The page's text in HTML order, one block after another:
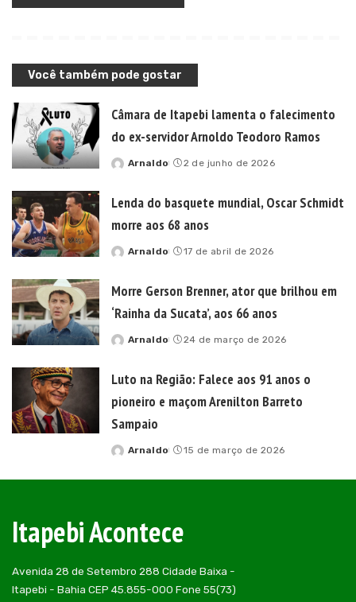
Você também pode gostar
Câmara de Itapebi lamenta o falecimento
do ex-servidor Arnoldo Teodoro Ramos
Posted
Arnaldo 2 de junho de 2026
Lenda do basquete mundial, Oscar Schmidt
morre aos 68 anos
Posted
Arnaldo 17 de abril de 2026
Morre Gerson Brenner, ator que brilhou em
‘Rainha da Sucata’, aos 66 anos
Posted
Arnaldo 24 de março de 2026
Luto na Região: Falece aos 91 anos o
pioneiro e maçom Arenilton Barreto
Sampaio
Posted
Arnaldo 15 de março de 2026
Itapebi Acontece
Avenida 28 de Setembro 288 Cidade Baixa -
Itapebi - Bahia CEP 45.855-000 Fone 55(73)